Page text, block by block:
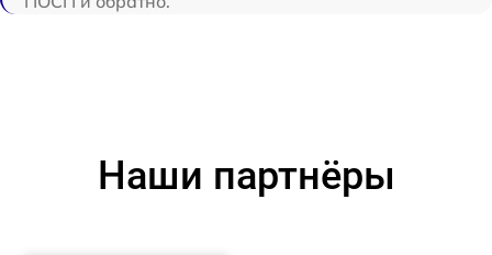
Наши партнёры